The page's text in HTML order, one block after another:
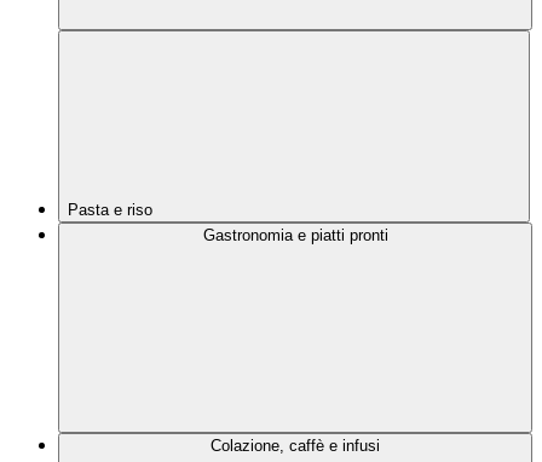
Pasta e riso
Gastronomia e piatti pronti
Colazione, caffè e infusi